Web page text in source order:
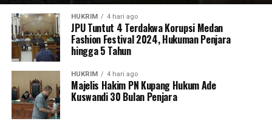
HUKRIM 4 hari ago
JPU Tuntut 4 Terdakwa Korupsi Medan
Fashion Festival 2024, Hukuman Penjara
hingga 5 Tahun
HUKRIM 4 hari ago
Majelis Hakim PN Kupang Hukum Ade
Kuswandi 30 Bulan Penjara